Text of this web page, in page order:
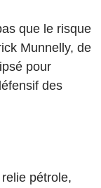
que le risque
Munnelly, de
pour
des
pétrole,